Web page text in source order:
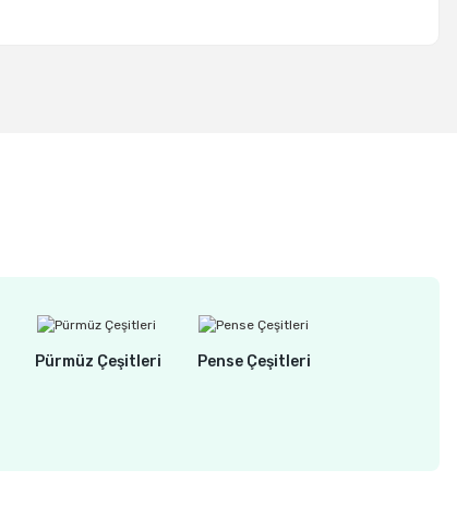
Pürmüz Çeşitleri Pense Çeşitleri